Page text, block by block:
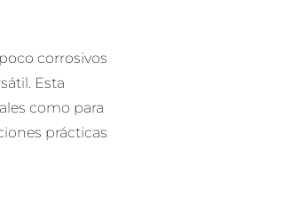
corrosivos
Esta
como para
prácticas